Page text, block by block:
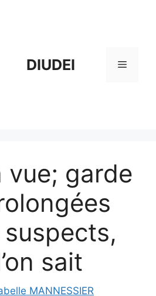
DIUDEI Menu
vue; garde
sait
MANNESSIER